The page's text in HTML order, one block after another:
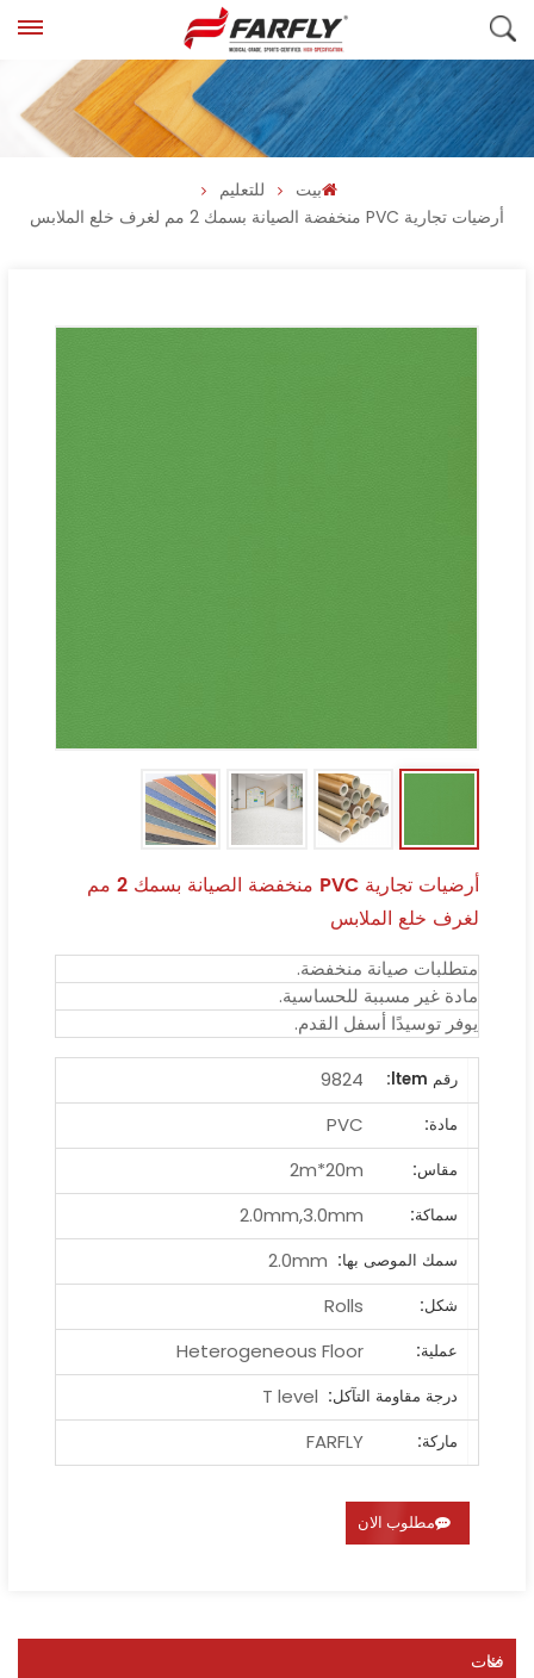
بيت
للتعليم
أرضيات تجارية PVC منخفضة الصيانة بسمك 2 مم لغرف خلع الملابس
أرضيات تجارية PVC منخفضة الصيانة بسمك 2 مم
لغرف خلع الملابس
متطلبات صيانة منخفضة.
مادة غير مسببة للحساسية.
يوفر توسيدًا أسفل القدم.
رقم ltem:
9824
مادة:
PVC
مقاس:
2m*20m
سماكة:
2.0mm,3.0mm
سمك الموصى بها: 2.0mm
شكل:
Rolls
عملية:
Heterogeneous Floor
درجة مقاومة التآكل: T level
ماركة:
FARFLY
مطلوب الان
فئات